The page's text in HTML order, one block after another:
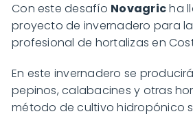
Con este desafío Novagricha
proyecto de invernadero para
profesional de hortalizas en
En este invernadero se
pepinos, calabacines y otras
método de cultivo hidropónico